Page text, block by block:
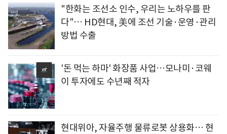
"한화는 조선소 인수, 우리는 노하우를 판
다"… HD현대, 美에 조선 기술·운영·관리
방법 수출
'돈 먹는 하마' 화장품 사업…모나미·코웨
이 투자에도 수년째 적자
현대위아, 자율주행 물류로봇 상용화… 현